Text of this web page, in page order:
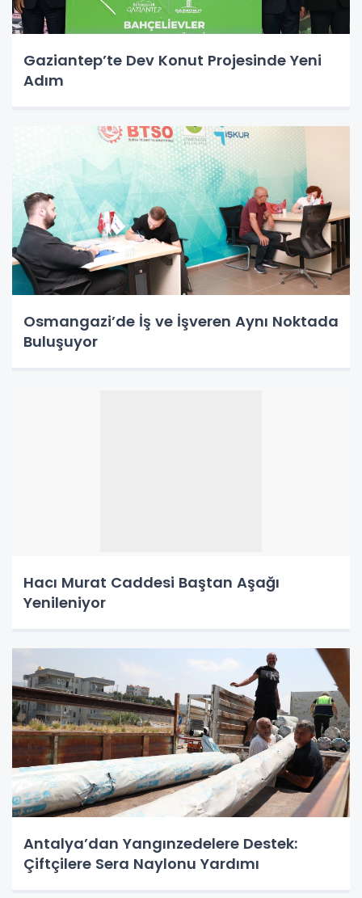
Gaziantep’te Dev Konut Projesinde Yeni
Adım
Osmangazi’de İş ve İşveren Aynı Noktada
Buluşuyor
Hacı Murat Caddesi Baştan Aşağı
Yenileniyor
Antalya’dan Yangınzedelere Destek:
Çiftçilere Sera Naylonu Yardımı